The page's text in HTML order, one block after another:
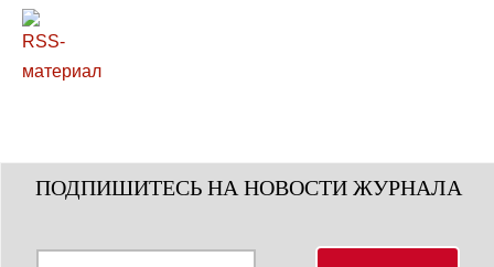
ПОДПИШИТЕСЬ НА НОВОСТИ ЖУРНАЛА